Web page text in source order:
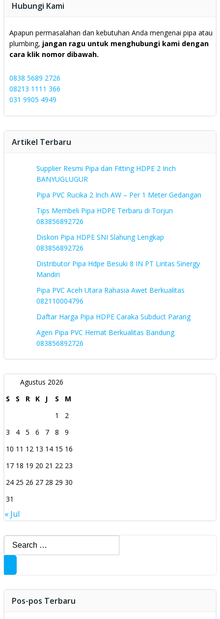
Hubungi Kami
Apapun permasalahan dan kebutuhan Anda mengenai pipa atau
plumbing, jangan ragu untuk menghubungi kami dengan
cara klik nomor dibawah.
0838 5689 2726
08213 1111 366
031 9905 4949
Artikel Terbaru
Supplier Resmi Pipa dan Fitting HDPE 2 Inch
BANYUGLUGUR
Pipa PVC Rucika 2 Inch AW – Per 1 Meter Gedangan
Tips Membeli Pipa HDPE Terbaru di Torjun
083856892726
Diskon Pipa HDPE SNI Slahung Lengkap
083856892726
Distributor Pipa Hdpe Besuki 8 IN PT Lintas Sinergy
Mandiri
Pipa PVC Aceh Utara Rahasia Awet Berkualitas
082110004796
Daftar Harga Pipa HDPE Caraka Subduct Parang
Agen Pipa PVC Hemat Berkualitas Bandung
083856892726
Agustus 2026
S
S R K J S
M
1
2
3
4 5 6 7 8
9
10 11 12 13 14 15 16
17 18 19 20 21 22 23
24 25 26 27 28 29 30
31
« Jul
Search
for:
Pos-pos Terbaru